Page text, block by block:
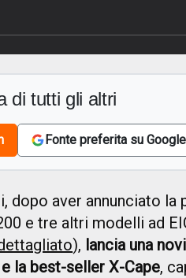
di tutti gli altri
Fonte preferita su Google
dopo aver annunciato la
e tre altri modelli ad
), lancia una
e la best-seller X-Cape,